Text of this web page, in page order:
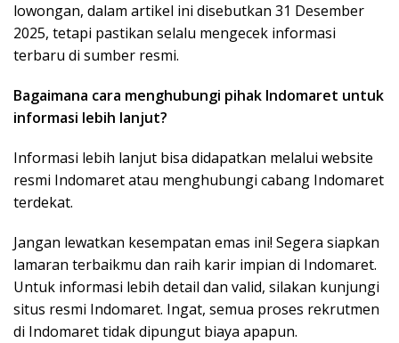
lowongan, dalam artikel ini disebutkan 31 Desember
2025, tetapi pastikan selalu mengecek informasi
terbaru di sumber resmi.
Bagaimana cara menghubungi pihak Indomaret untuk
informasi lebih lanjut?
Informasi lebih lanjut bisa didapatkan melalui website
resmi Indomaret atau menghubungi cabang Indomaret
terdekat.
Jangan lewatkan kesempatan emas ini! Segera siapkan
lamaran terbaikmu dan raih karir impian di Indomaret.
Untuk informasi lebih detail dan valid, silakan kunjungi
situs resmi Indomaret. Ingat, semua proses rekrutmen
di Indomaret tidak dipungut biaya apapun.